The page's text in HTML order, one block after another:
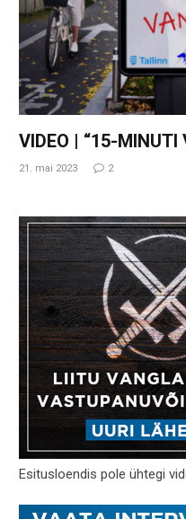
VIDEO | “15-MINUTI
21. mai 2023 2
Esitusloendis pole ühtegi